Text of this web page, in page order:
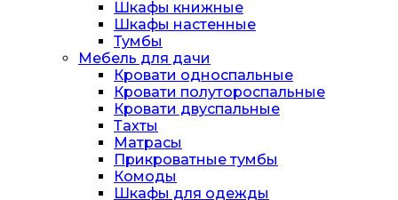
Шкафы книжные
Шкафы настенные
Тумбы
Мебель для дачи
Кровати односпальные
Кровати полутороспальные
Кровати двуспальные
Тахты
Матрасы
Прикроватные тумбы
Комоды
Шкафы для одежды